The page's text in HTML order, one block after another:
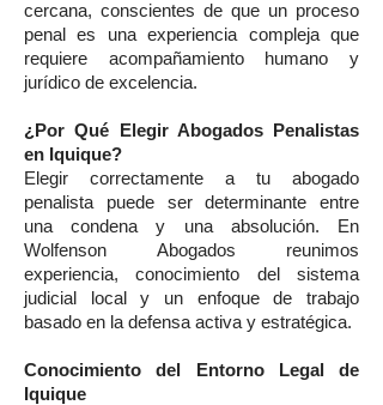
cercana, conscientes de que un proceso
penal es una experiencia compleja que
requiere acompañamiento humano y
jurídico de excelencia.
¿Por Qué Elegir Abogados Penalistas
en Iquique?
Elegir correctamente a tu abogado
penalista puede ser determinante entre
una condena y una absolución. En
Wolfenson Abogados reunimos
experiencia, conocimiento del sistema
judicial local y un enfoque de trabajo
basado en la defensa activa y estratégica.
Conocimiento del Entorno Legal de
Iquique